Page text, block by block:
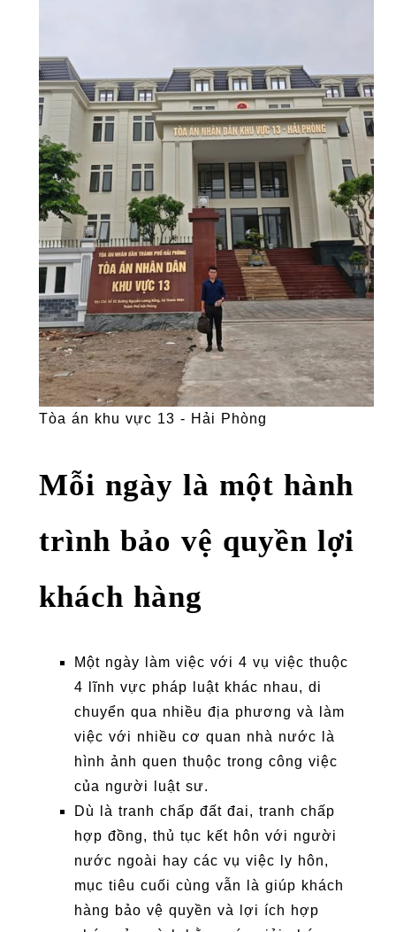
Tòa án khu vực 13 - Hải Phòng
Mỗi ngày là một hành
trình bảo vệ quyền lợi
khách hàng
Một ngày làm việc với 4 vụ việc thuộc
4 lĩnh vực pháp luật khác nhau, di
chuyển qua nhiều địa phương và làm
việc với nhiều cơ quan nhà nước là
hình ảnh quen thuộc trong công việc
của người luật sư.
Dù là tranh chấp đất đai, tranh chấp
hợp đồng, thủ tục kết hôn với người
nước ngoài hay các vụ việc ly hôn,
mục tiêu cuối cùng vẫn là giúp khách
hàng bảo vệ quyền và lợi ích hợp